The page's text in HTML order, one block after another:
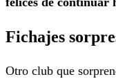
Fichajes
Otro club que